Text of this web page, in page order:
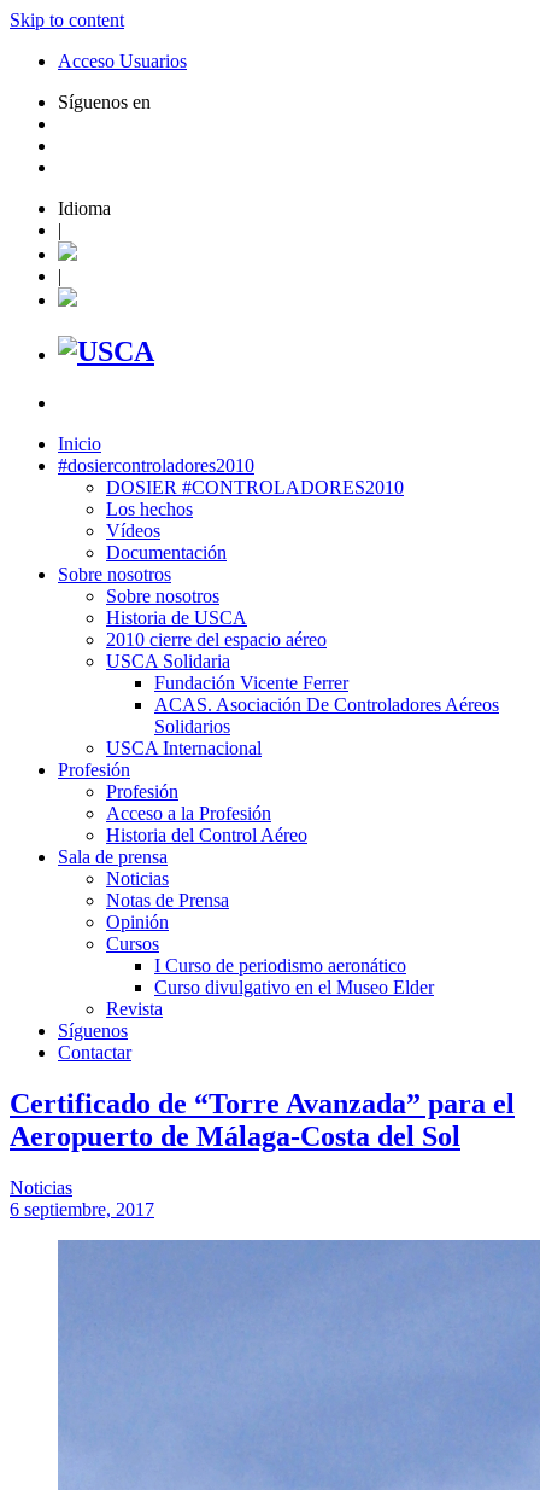
Skip to content
Acceso Usuarios
Síguenos en
Idioma
|
|
Inicio
#dosiercontroladores2010
DOSIER #CONTROLADORES2010
Los hechos
Vídeos
Documentación
Sobre nosotros
Sobre nosotros
Historia de USCA
2010 cierre del espacio aéreo
USCA Solidaria
Fundación Vicente Ferrer
ACAS. Asociación De Controladores Aéreos
Solidarios
USCA Internacional
Profesión
Profesión
Acceso a la Profesión
Historia del Control Aéreo
Sala de prensa
Noticias
Notas de Prensa
Opinión
Cursos
I Curso de periodismo aeronático
Curso divulgativo en el Museo Elder
Revista
Síguenos
Contactar
Certificado de “Torre Avanzada” para el
Aeropuerto de Málaga-Costa del Sol
Noticias
6 septiembre, 2017